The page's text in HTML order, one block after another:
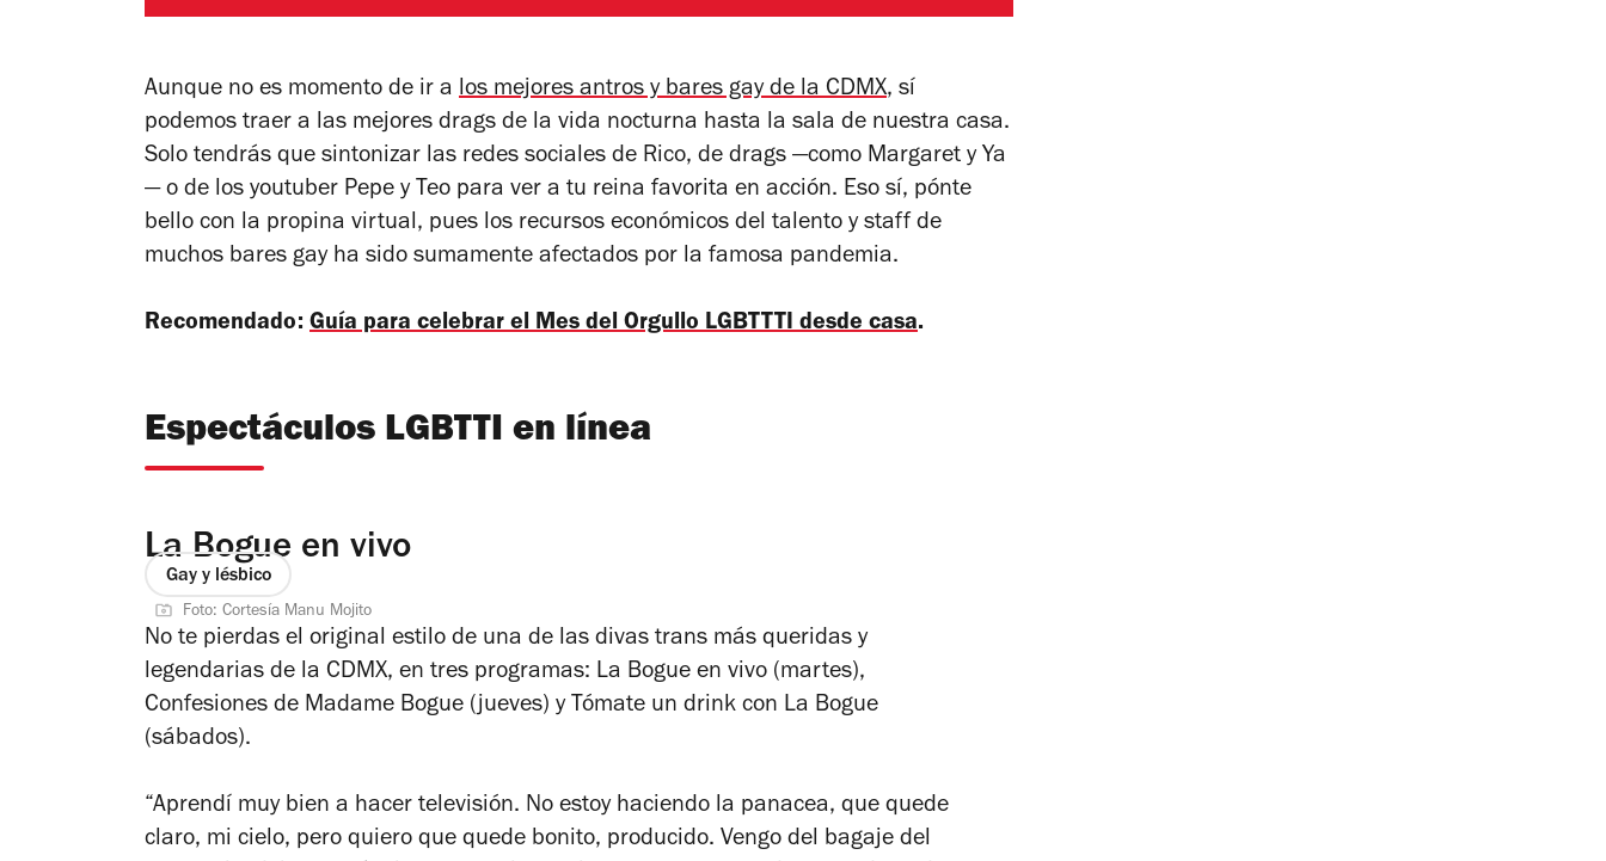
Aunque no es momento de ir a los mejores antros y bares gay de la CDMX, sí
podemos traer a las mejores drags de la vida nocturna hasta la sala de nuestra casa.
Solo tendrás que sintonizar las redes sociales de Rico, de drags —como Margaret y Ya
— o de los youtuber Pepe y Teo para ver a tu reina favorita en acción. Eso sí, pónte
bello con la propina virtual, pues los recursos económicos del talento y staff de
muchos bares gay ha sido sumamente afectados por la famosa pandemia.
Recomendado: Guía para celebrar el Mes del Orgullo LGBTTTI desde casa.
Espectáculos LGBTTI en línea
La Bogue en vivo
Gay y lésbico
Foto: Cortesía Manu Mojito
No te pierdas el original estilo de una de las divas trans más queridas y
legendarias de la CDMX, en tres programas: La Bogue en vivo (martes),
Confesiones de Madame Bogue (jueves) y Tómate un drink con La Bogue
(sábados).
“Aprendí muy bien a hacer televisión. No estoy haciendo la panacea, que quede
claro, mi cielo, pero quiero que quede bonito, producido. Vengo del bagaje del